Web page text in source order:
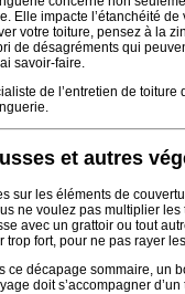
Elle impacte l’étanchéité
votre toiture, pensez à la
de désagréments qui
savoir-faire.
de l’entretien de
et autres
sur les éléments de
ne voulez pas multiplier
avec un grattoir ou tout
trop fort, pour ne pas rayer
ce décapage sommaire, un
doit s’accompagner